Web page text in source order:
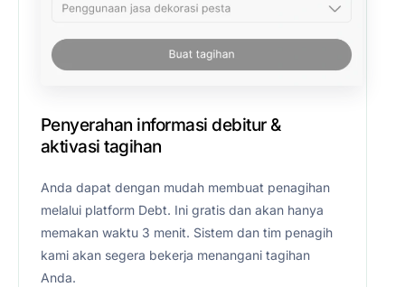
Penyerahan informasi debitur &
aktivasi tagihan
Anda dapat dengan mudah membuat penagihan
melalui platform Debt. Ini gratis dan akan hanya
memakan waktu 3 menit. Sistem dan tim penagih
kami akan segera bekerja menangani tagihan
Anda.